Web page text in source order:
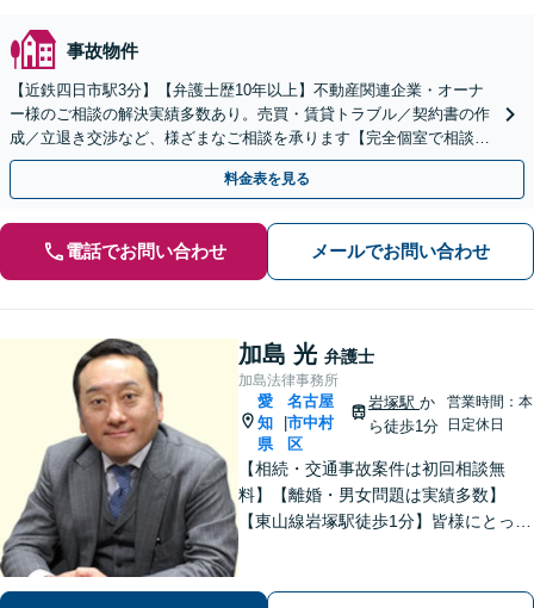
事故物件
【近鉄四日市駅3分】【弁護士歴10年以上】不動産関連企業・オーナ
ー様のご相談の解決実績多数あり。売買・賃貸トラブル／契約書の作
成／立退き交渉など、様ざまなご相談を承ります【完全個室で相談】
不動産企業の顧問弁護士も対応可能です
料金表を見る
電話でお問い合わせ メールでお問い合わせ
加島 光 弁護士
加島法律事務所
愛
知
県
|
名古屋
市中村
区
岩塚駅 か
ら徒歩1分
営業時間：本
日定休日
【相続・交通事故案件は初回相談無
料】【離婚・男女問題は実績多数】
【東山線岩塚駅徒歩1分】皆様にとって